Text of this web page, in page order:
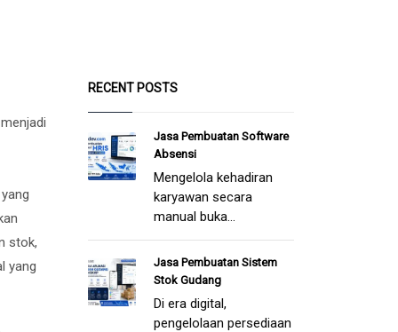
stok,
yang
RECENT POSTS
Jasa Pembuatan Software
Absensi
Mengelola kehadiran
karyawan secara
manual buka...
Jasa Pembuatan Sistem
Stok Gudang
Di era digital,
pengelolaan persediaan